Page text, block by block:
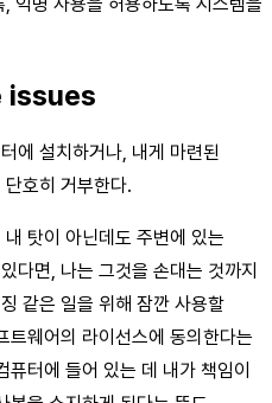
에 설치하거나, 내게 마련된
호히 거부한다.
탓이 아닌데도 주변에 있는
다면, 나는 그것을 손대는 것까지
같은 일을 위해 잠깐 사용할
트웨어의 라이선스에 동의한다는
터에 들어 있는 데 내가 책임이